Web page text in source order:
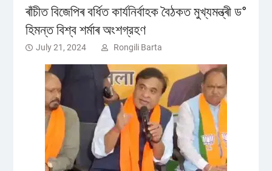
ৰাঁচীত বিজেপিৰ বৰ্ধিত কার্যনির্বাহক বৈঠকত মুখ্যমন্ত্ৰী ড°
হিমন্ত বিশ্ব শৰ্মাৰ অংশগ্রহণ
July 21, 2024 Rongili Barta